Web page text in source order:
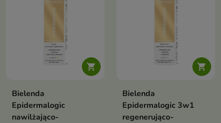

Bielenda
Epidermalogic
nawilżająco-

Bielenda
Epidermalogic 3w1
regenerująco-